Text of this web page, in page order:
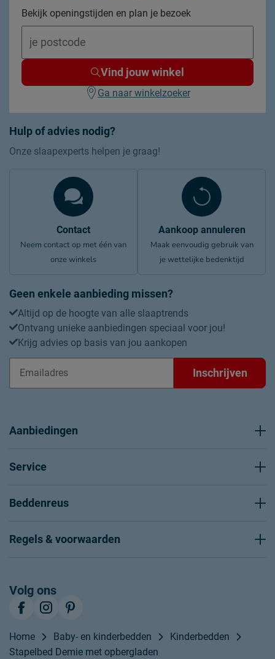
Hulp of advies nodig?
Onze slaapexperts helpen je graag!
Contact
Neem contact op met één van
onze winkels
Aankoop annuleren
Maak eenvoudig gebruik van
je wettelijke bedenktijd
Geen enkele aanbieding missen?
Altijd op de hoogte van alle slaaptrends
Ontvang unieke aanbiedingen speciaal voor jou!
Krijg advies op basis van jou aankopen
Inschrijven
Bekijk openingstijden en plan je bezoek
Vind jouw winkel
Ga naar winkelzoeker
Aanbiedingen
Service
Beddenreus
Regels & voorwaarden
Volg ons
Home Baby- en kinderbedden
Kinderbedden
Stapelbed Demie met opbergladen